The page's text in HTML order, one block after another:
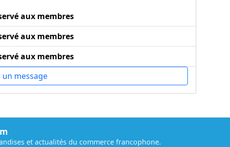
aux membres
aux membres
aux membres
un message
et actualités du commerce francophone.